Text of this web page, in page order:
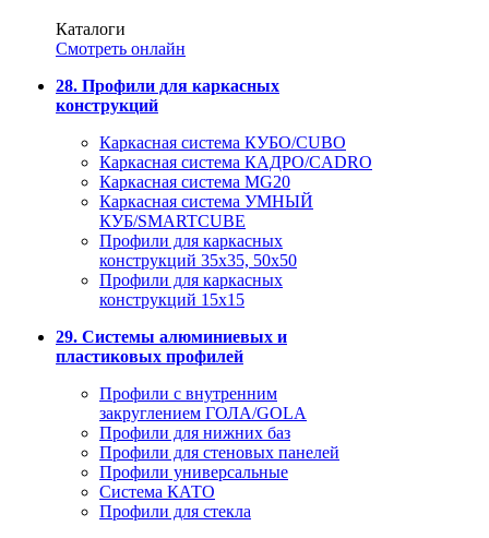
Каталоги
Смотреть онлайн
28. Профили для каркасных
конструкций
Каркасная система КУБО/CUBO
Каркасная система КАДРО/CADRO
Каркасная система MG20
Каркасная система УМНЫЙ
КУБ/SMARTCUBE
Профили для каркасных
конструкций 35x35, 50x50
Профили для каркасных
конструкций 15х15
29. Системы алюминиевых и
пластиковых профилей
Профили с внутренним
закруглением ГОЛА/GOLA
Профили для нижних баз
Профили для стеновых панелей
Профили универсальные
Система КАТО
Профили для стекла